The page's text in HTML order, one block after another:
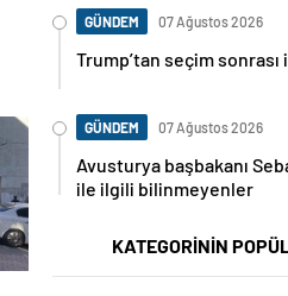
GÜNDEM 07 Ağustos 2026
Trump’tan seçim
GÜNDEM 07 Ağustos 2026
Avusturya başbakanı
ile ilgili bilinmeyenler
KATEGORİNİN